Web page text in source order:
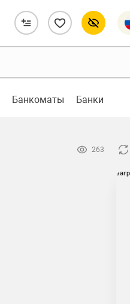
Банкоматы Банки
263